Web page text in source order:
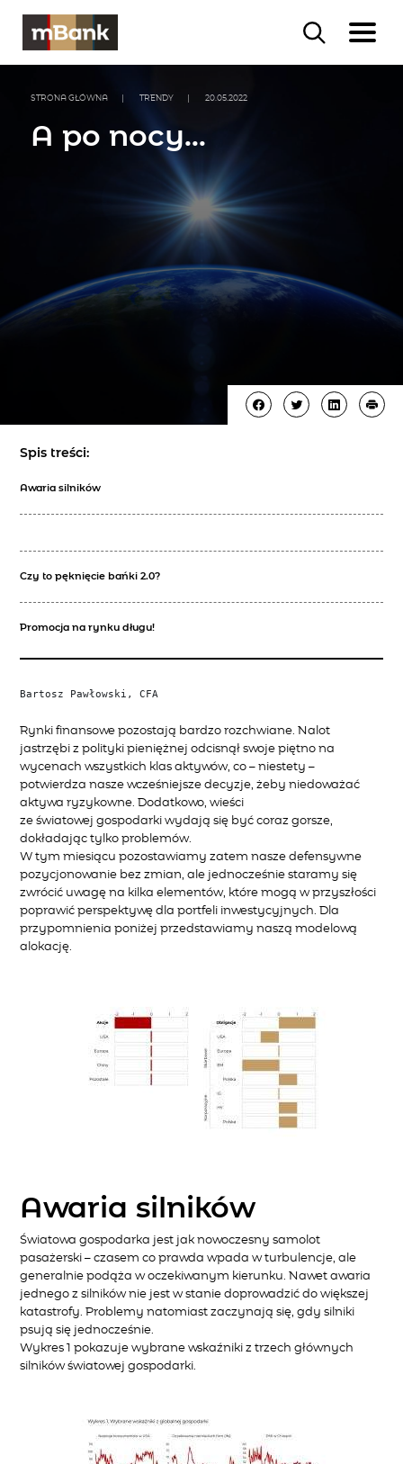
STRONA GŁÓWNA TRENDY 20.05.2022
A po nocy…
Bartosz Pawłowski, CFA
Rynki finansowe pozostają bardzo rozchwiane. Nalot
jastrzębi z polityki pieniężnej odcisnął swoje piętno na
wycenach wszystkich klas aktywów, co – niestety –
potwierdza nasze wcześniejsze decyzje, żeby niedoważać
aktywa ryzykowne. Dodatkowo, wieści
ze światowej gospodarki wydają się być coraz gorsze,
dokładając tylko problemów.
W tym miesiącu pozostawiamy zatem nasze defensywne
pozycjonowanie bez zmian, ale jednocześnie staramy się
zwrócić uwagę na kilka elementów, które mogą w przyszłości
poprawić perspektywę dla portfeli inwestycyjnych. Dla
przypomnienia poniżej przedstawiamy naszą modelową
alokację.
Awaria silników
Światowa gospodarka jest jak nowoczesny samolot
pasażerski – czasem co prawda wpada w turbulencje, ale
generalnie podąża w oczekiwanym kierunku. Nawet awaria
jednego z silników nie jest w stanie doprowadzić do większej
katastrofy. Problemy natomiast zaczynają się, gdy silniki
psują się jednocześnie.
Wykres 1 pokazuje wybrane wskaźniki z trzech głównych
silników światowej gospodarki.
Spis treści:
Awaria silników
Czy to pęknięcie bańki 2.0?
Promocja na rynku długu!